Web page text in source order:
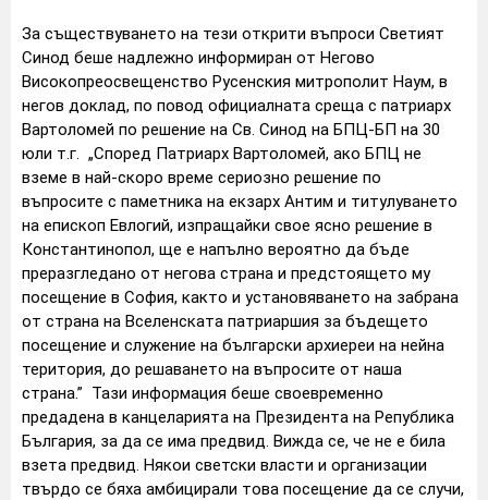
За съществуването на тези открити въпроси Светият
Синод беше надлежно информиран от Негово
Високопреосвещенство Русенския митрополит Наум, в
негов доклад, по повод официалната среща с патриарх
Вартоломей по решение на Св. Синод на БПЦ-БП на 30
юли т.г. „Според Патриарх Вартоломей, ако БПЦ не
вземе в най-скоро време сериозно решение по
въпросите с паметника на екзарх Антим и титулуването
на епископ Евлогий, изпращайки свое ясно решение в
Константинопол, ще е напълно вероятно да бъде
преразгледано от негова страна и предстоящето му
посещение в София, както и установяването на забрана
от страна на Вселенската патриаршия за бъдещето
посещение и служение на български архиереи на нейна
територия, до решаването на въпросите от наша
страна.” Тази информация беше своевременно
предадена в канцеларията на Президента на Република
България, за да се има предвид. Вижда се, че не е била
взета предвид. Някои светски власти и организации
твърдо се бяха амбицирали това посещение да се случи,